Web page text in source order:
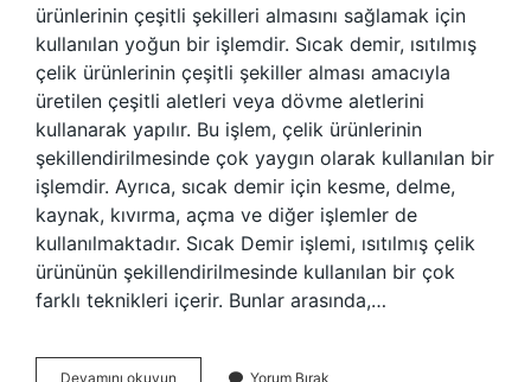
ürünlerinin çeşitli şekilleri almasını sağlamak için
kullanılan yoğun bir işlemdir. Sıcak demir, ısıtılmış
çelik ürünlerinin çeşitli şekiller alması amacıyla
üretilen çeşitli aletleri veya dövme aletlerini
kullanarak yapılır. Bu işlem, çelik ürünlerinin
şekillendirilmesinde çok yaygın olarak kullanılan bir
işlemdir. Ayrıca, sıcak demir için kesme, delme,
kaynak, kıvırma, açma ve diğer işlemler de
kullanılmaktadır. Sıcak Demir işlemi, ısıtılmış çelik
ürününün şekillendirilmesinde kullanılan bir çok
farklı teknikleri içerir. Bunlar arasında,…
Devamını okuyun Yorum Bırak